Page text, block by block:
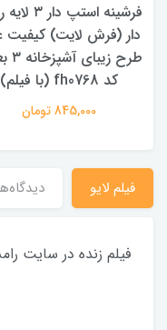
فرشینه استپ
دار (فرش لایت) کیفیت
طرح
کد fh0768 (با فیلم)
845,000 تومان
فیلم لایو
فیلم زنده در سایت